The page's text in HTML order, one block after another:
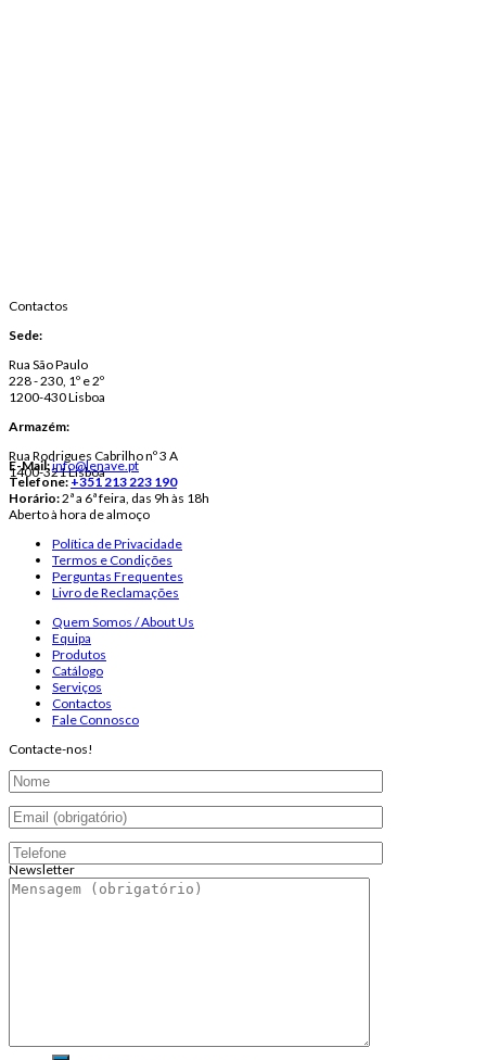
Contactos
Sede:
Rua São Paulo
228 - 230, 1º e 2º
1200-430 Lisboa
Armazém:
Rua Rodrigues Cabrilho nº 3 A
1400-321 Lisboa
E-Mail:info@lenave.pt
Telefone:+351 213 223 190
Horário:2ª a 6ª feira, das 9h às 18h
Aberto à hora de almoço
Política de Privacidade
Termos e Condições
Perguntas Frequentes
Livro de Reclamações
Quem Somos / About Us
Equipa
Produtos
Catálogo
Serviços
Contactos
Fale Connosco
Contacte-nos!
Newsletter
Endereço de email: